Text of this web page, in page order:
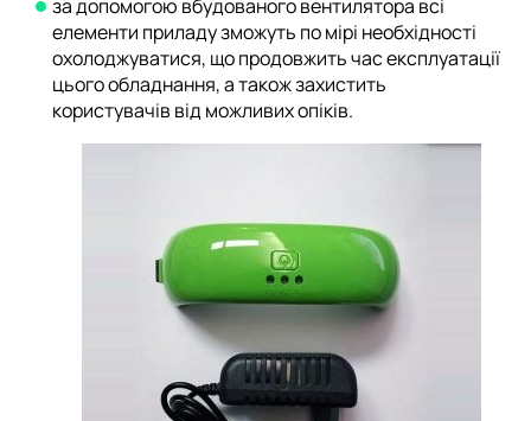
за допомогою вбудованого вентилятора всі
елементи приладу зможуть по мірі необхідності
охолоджуватися, що продовжить час експлуатації
цього обладнання, а також захистить
користувачів від можливих опіків.